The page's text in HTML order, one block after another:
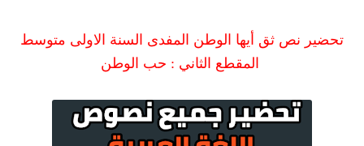
تحضير نص ثق أيها الوطن المفدى السنة الاولى متوسط
المقطع الثاني : حب الوطن